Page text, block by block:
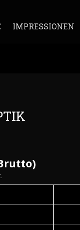
IMPRESSIONEN